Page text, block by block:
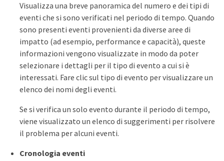
Visualizza una breve panoramica del numero e dei tipi di
eventi che si sono verificati nel periodo di tempo. Quando
sono presenti eventi provenienti da diverse aree di
impatto (ad esempio, performance e capacità), queste
informazioni vengono visualizzate in modo da poter
selezionare i dettagli per il tipo di evento a cui si è
interessati. Fare clic sul tipo di evento per visualizzare un
elenco dei nomi degli eventi.
Se si verifica un solo evento durante il periodo di tempo,
viene visualizzato un elenco di suggerimenti per risolvere
il problema per alcuni eventi.
Cronologia eventi